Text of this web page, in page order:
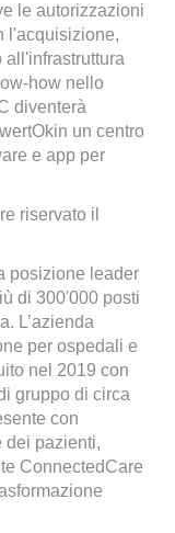
le autorizzazioni
l'acquisizione,
all'infrastruttura
how nello
diventerà
un centro
e app per
riservato il
posizione leader
di 300'000 posti
L’azienda
per ospedali e
nel 2019 con
gruppo di circa
con
dei pazienti,
ConnectedCare